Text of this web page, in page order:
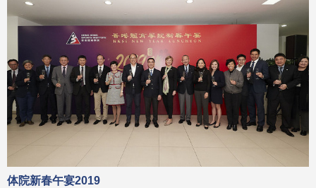
体院新春午宴2019